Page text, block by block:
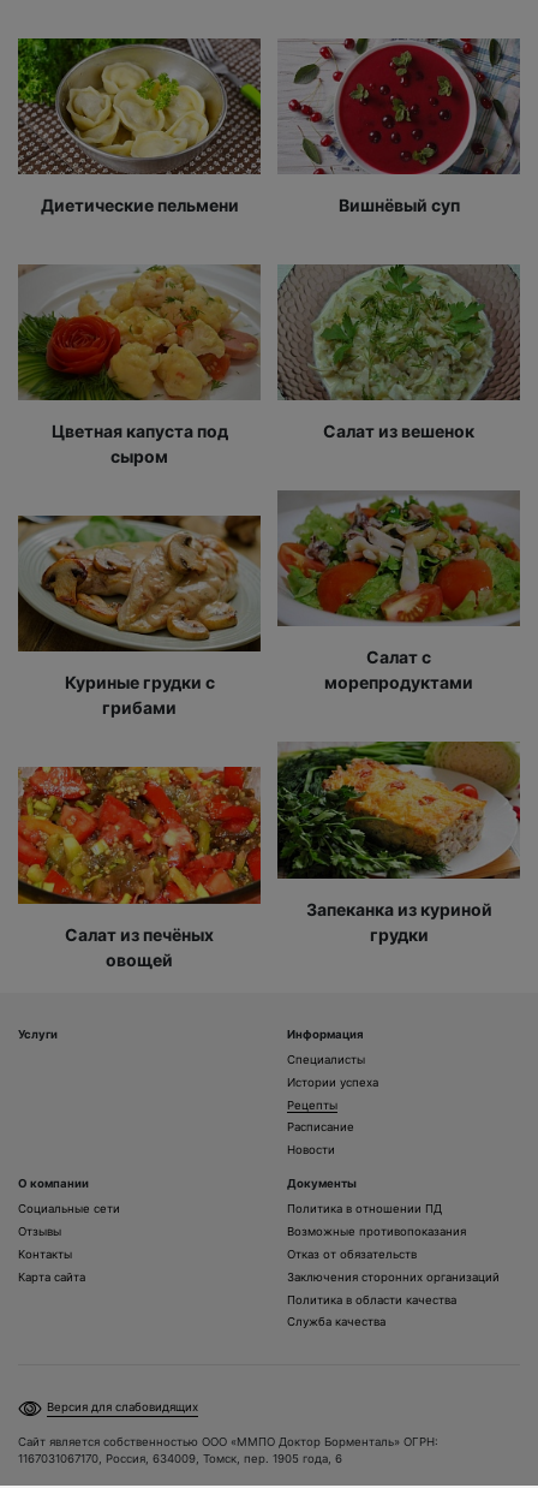
Диетические пельмени
Цветная капуста под
сыром
Куриные грудки с
грибами
Салат из печёных
овощей
Вишнёвый суп
Салат из вешенок
Салат с
морепродуктами
Запеканка из куриной
грудки
Услуги
Информация
Специалисты
Истории успеха
Рецепты
Расписание
Новости
О компании
Социальные сети
Отзывы
Контакты
Карта сайта
Документы
Политика в отношении ПД
Возможные противопоказания
Отказ от обязательств
Заключения сторонних организаций
Политика в области качества
Служба качества
Версия для слабовидящих
Сайт является собственностью ООО «ММПО Доктор Борменталь» ОГРН:
1167031067170, Россия, 634009, Томск, пер. 1905 года, 6